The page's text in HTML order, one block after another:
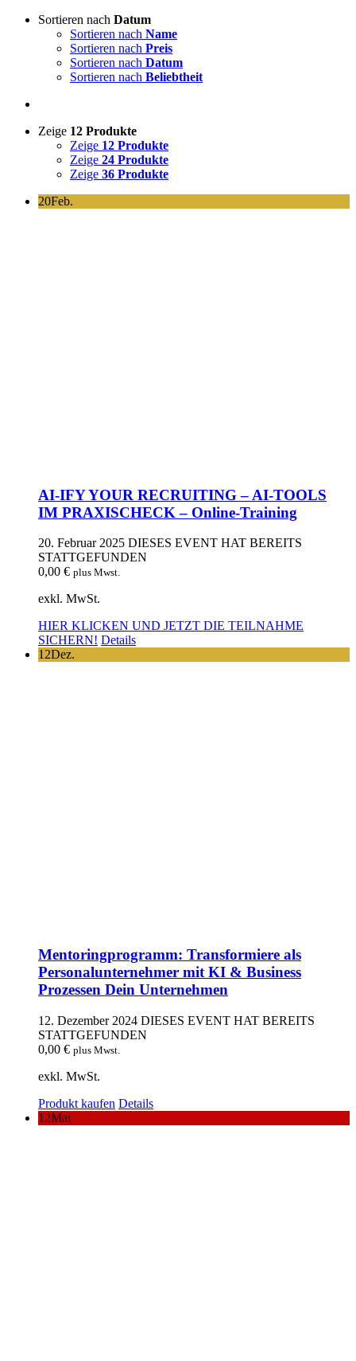
Sortieren nach Datum
Sortieren nach Name
Sortieren nach Preis
Sortieren nach Datum
Sortieren nach Beliebtheit
Zeige 12 Produkte
Zeige 12 Produkte
Zeige 24 Produkte
Zeige 36 Produkte
20Feb.
AI-IFY YOUR RECRUITING – AI-TOOLS
IM PRAXISCHECK – Online-Training
20. Februar 2025 DIESES EVENT HAT BEREITS
STATTGEFUNDEN
0,00 € plus Mwst.
exkl. MwSt.
HIER KLICKEN UND JETZT DIE TEILNAHME
SICHERN! Details
12Dez.
Mentoringprogramm: Transformiere als
Personalunternehmer mit KI & Business
Prozessen Dein Unternehmen
12. Dezember 2024 DIESES EVENT HAT BEREITS
STATTGEFUNDEN
0,00 € plus Mwst.
exkl. MwSt.
Produkt kaufen Details
12Mai